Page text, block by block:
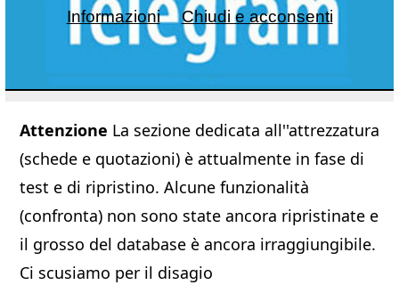
Attenzione La sezione dedicata all''attrezzatura
(schede e quotazioni) è attualmente in fase di
test e di ripristino. Alcune funzionalità
(confronta) non sono state ancora ripristinate e
il grosso del database è ancora irraggiungibile.
Ci scusiamo per il disagio
Informazioni
Chiudi e acconsenti